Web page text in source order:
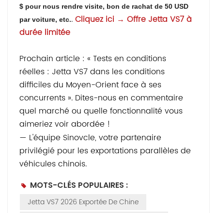
$ pour nous rendre visite, bon de rachat de 50 USD
par voiture, etc..Cliquez ici → Offre Jetta VS7 à
durée limitée
Prochain article : « Tests en conditions
réelles : Jetta VS7 dans les conditions
difficiles du Moyen-Orient face à ses
concurrents ». Dites-nous en commentaire
quel marché ou quelle fonctionnalité vous
aimeriez voir abordée !
— L'équipe Sinovcle, votre partenaire
privilégié pour les exportations parallèles de
véhicules chinois.
MOTS-CLÉS POPULAIRES :
Jetta VS7 2026 Exportée De Chine